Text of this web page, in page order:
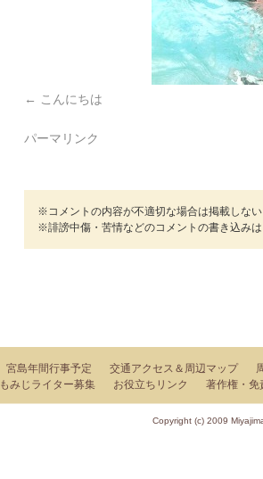
こんにちは
パーマリンク
※コメントの内容が不適切な場合は掲載しな
※誹謗中傷・苦情などのコメントの書き込み
宮島年間行事予定 交通アクセス＆周辺マップ
もみじライター募集 お役立ちリンク 著作権・免
Copyright (c) 2009